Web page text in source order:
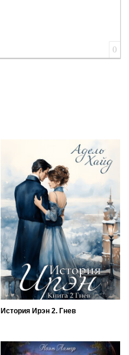
0
История Ирэн 2. Гнев